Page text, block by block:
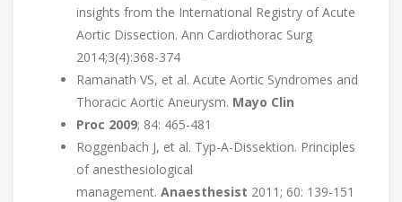
insights from the International Registry of Acute
Aortic Dissection. Ann Cardiothorac Surg
2014;3(4):368-374
Ramanath VS, et al. Acute Aortic Syndromes and
Thoracic Aortic Aneurysm. Mayo Clin
Proc 2009; 84: 465-481
Roggenbach J, et al. Typ-A-Dissektion. Principles
of anesthesiological
management. Anaesthesist 2011; 60: 139-151